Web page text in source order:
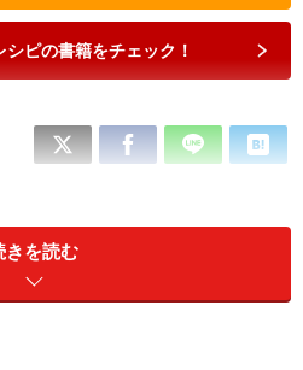
ピの書籍をチェック！
きを読む